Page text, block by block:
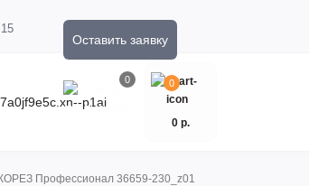
Оставить заявку
p1ai
0 0
0 р.
Профессионал 36659-230_z01